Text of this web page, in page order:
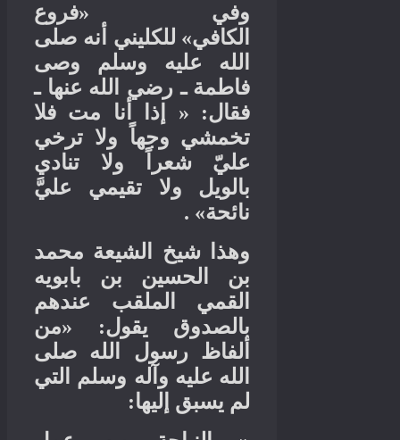
وفي «فروع
الكافي» للكليني أنه صلى
الله عليه وسلم وصى
فاطمة ـ رضي الله عنها ـ
فقال: « إذا أنا مت فلا
تخمشي وجهاً ولا ترخي
عليّ شعراً ولا تنادي
بالويل ولا تقيمي عليَّ
نائحة» .
وهذا شيخ الشيعة محمد
بن الحسين بن بابويه
القمي الملقب عندهم
بالصدوق يقول: «من
ألفاظ رسول الله صلى
الله عليه وآله وسلم التي
لم يسبق إليها: